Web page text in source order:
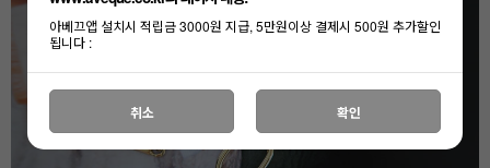
아베끄앱 설치시 적립금 3000원 지급, 5만원이상 결제시 500원 추가할인
됩니다 :
취소 확인